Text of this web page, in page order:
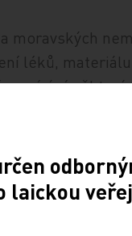
moravských
léků,
a to
s
laickou